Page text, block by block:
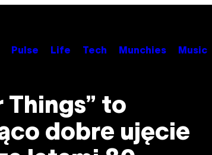
Pulse Life Tech Munchies Music
Things” to
dobre ujęcie